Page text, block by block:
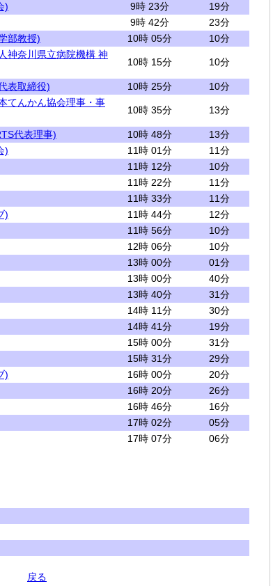
)
9時 23分
19分
9時 42分
23分
部教授)
10時 05分
10分
神奈川県立病院機構 神
10時 15分 10分
表取締役) 10時 25分
10分
てんかん協会理事・事
10時 35分 13分
代表理事) 10時 48分
13分
)
11時 01分
11分
11時 12分
10分
11時 22分
11分
11時 33分
11分
)
11時 44分
12分
11時 56分
10分
12時 06分
10分
13時 00分
01分
13時 00分
40分
13時 40分
31分
14時 11分
30分
14時 41分
19分
15時 00分
31分
15時 31分
29分
)
16時 00分
20分
16時 20分
26分
16時 46分
16分
17時 02分
05分
17時 07分 06分
戻る